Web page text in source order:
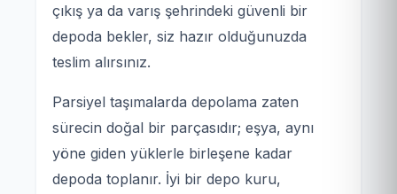
çıkış ya da varış şehrindeki güvenli bir
depoda bekler, siz hazır olduğunuzda
teslim alırsınız.
Parsiyel taşımalarda depolama zaten
sürecin doğal bir parçasıdır; eşya, aynı
yöne giden yüklerle birleşene kadar
depoda toplanır. İyi bir depo kuru,